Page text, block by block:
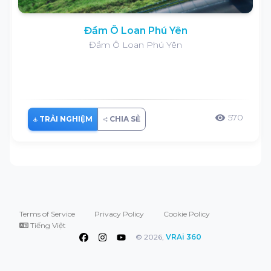
Đầm Ô Loan Phú Yên
Đầm Ô Loan Phú Yên
TRẢI NGHIỆM CHIA SẺ visibility 570
Terms of Service Privacy Policy
Cookie Policy
Tiếng Việt
© 2026, VRAi 360